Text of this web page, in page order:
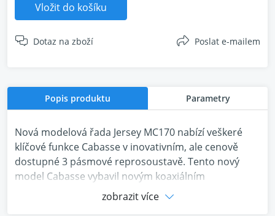
Vložit do košíku
Dotaz na zboží Poslat e-mailem
Popis produktu Parametry
Nová modelová řada Jersey MC170 nabízí veškeré
klíčové funkce Cabasse v inovativním, ale cenově
dostupné 3 pásmové reprosoustavě. Tento nový
model Cabasse vybavil novým koaxiálním
dvoupásmovým měničem a dvojcí basových
zobrazit více